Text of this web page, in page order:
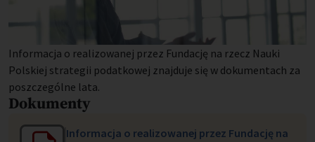
Informacja o realizowanej przez Fundację na rzecz Nauki
Polskiej strategii podatkowej znajduje się w dokumentach za
poszczególne lata.
Dokumenty
Informacja o realizowanej przez Fundację na